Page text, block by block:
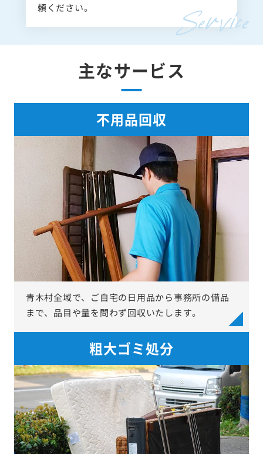
頼ください。
主なサービス
不用品回収
青木村全域で、ご自宅の日用品から事務所の備品
まで、品目や量を問わず回収いたします。
粗大ゴミ処分